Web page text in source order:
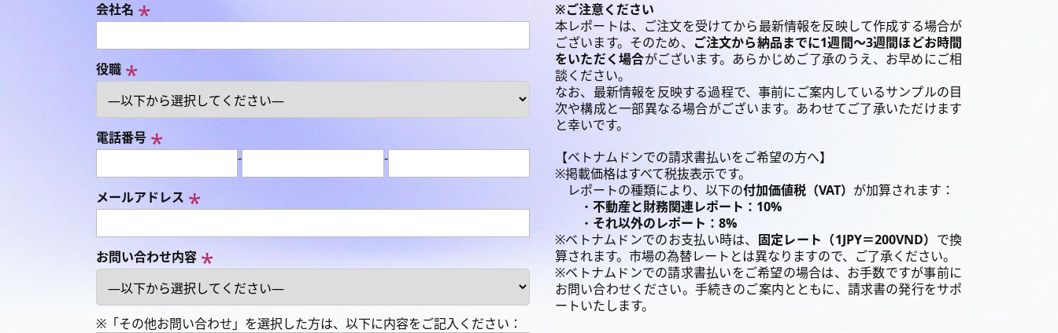
※ご注意ください
本レポートは、ご注文を受けてから最新情報を反映して作成する場合が
ございます。そのため、 ご注文から納品までに1週間〜3週間ほどお時間
をいただく場合がございます。あらかじめご了承のうえ、お早めにご相
談ください。
なお、最新情報を反映する過程で、事前にご案内しているサンプルの目
次や構成と一部異なる場合がございます。あわせてご了承いただけます
と幸いです。
【ベトナムドンでの請求書払いをご希望の方へ】
※掲載価格はすべて税抜表示です。
レポートの種類により、以下の付加価値税（VAT） が加算されます：
・ 不動産と財務関連レポート ：10%
・ それ以外のレポート：8%
※ベトナムドンでのお支払い時は、 固定レート（1JPY＝200VND） で換
算されます。市場の為替レートとは異なりますので、ご了承ください。
※ベトナムドンでの請求書払いをご希望の場合は、お手数ですが事前に
お問い合わせください。手続きのご案内とともに、請求書の発行をサポ
ートいたします。
会社名
役職
電話番号
-
-
メールアドレス
お問い合わせ内容
※「その他お問い合わせ」を選択した方は、以下に内容をご記入ください：